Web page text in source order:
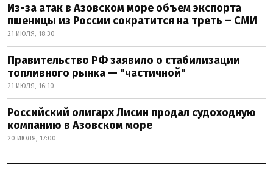
Из-за атак в Азовском море объем экспорта
пшеницы из России сократится на треть – СМИ
21 ИЮЛЯ, 18:30
Правительство РФ заявило о стабилизации
топливного рынка — "частичной"
21 ИЮЛЯ, 16:10
Российский олигарх Лисин продал судоходную
компанию в Азовском море
20 ИЮЛЯ, 17:00